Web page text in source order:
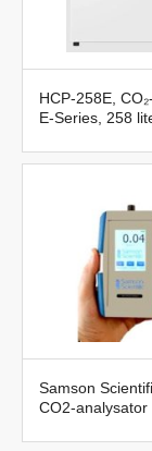
HCP-258E,
E-Series, 258
Samson
CO2-analysator